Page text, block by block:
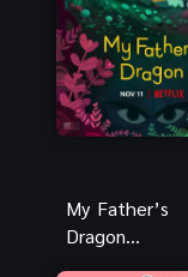
My Father’s
Dragon